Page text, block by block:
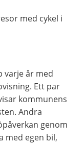
med cykel i
varje år med
Ett par
kommunens
Andra
genom
med egen bil,